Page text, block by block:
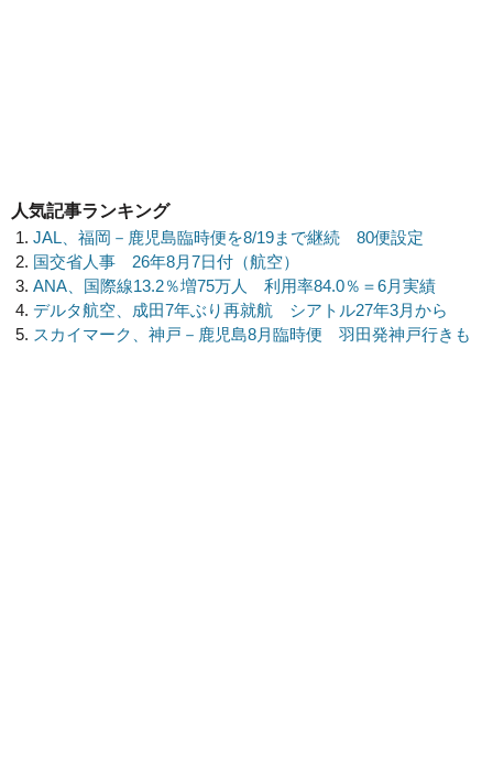
人気記事ランキング
JAL、福岡－鹿児島臨時便を8/19まで継続 80便設定
国交省人事 26年8月7日付（航空）
ANA、国際線13.2％増75万人 利用率84.0％＝6月実績
デルタ航空、成田7年ぶり再就航 シアトル27年3月から
スカイマーク、神戸－鹿児島8月臨時便 羽田発神戸行きも